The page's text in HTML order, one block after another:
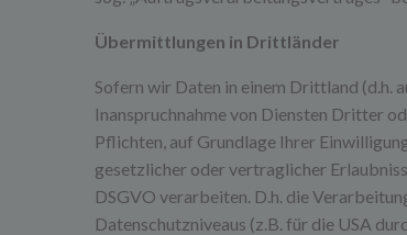
Übermittlungen in Drittländer
Sofern wir Daten in einem Drittland (d.h.
Inanspruchnahme von Diensten Dritter
Pflichten, auf Grundlage Ihrer
gesetzlicher oder vertraglicher
DSGVO verarbeiten. D.h. die
Datenschutzniveaus (z.B. für die USA